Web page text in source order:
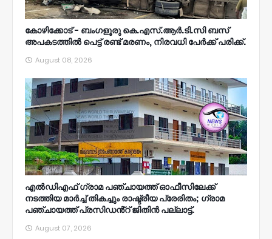
കോഴിക്കോട് - ബംഗളൂരു കെ.എസ്.ആർ.ടി.സി ബസ്
അപകടത്തിൽ പെട്ട് രണ്ട് മരണം, നിരവധി പേർക്ക് പരിക്ക്.
August 08, 2026
എൽഡിഎഫ് ഗ്രാമ പഞ്ചായത്ത് ഓഫീസിലേക്ക്
നടത്തിയ മാർച്ച് തികച്ചും രാഷ്ട്രീയ പ്രേരിതം; ഗ്രാമ
പഞ്ചായത്ത് പ്രസിഡൻ്റ് ജിതിൻ പല്ലാട്ട്.
August 07, 2026